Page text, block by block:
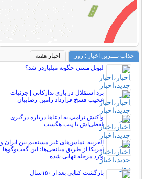
جذاب تـــرین اخبار : روز
اخبار هفته
لیونل مسی چگونه میلیاردر شد؟
برد استقلال در بازی تدارکاتی | جزئیات
عجیب فسخ قرارداد رامین رضاییان
واکنش ترامپ به ادعاها درباره درگیری
لفظی‌اش با پیت هگست
العربیه: تماس‌های غیر مستقیم بین ایران و
آمریکا از طریق میانجی‌ها؛ این گفت‌و‌گو‌ها
وارد مرحله نهایی شده
بازگشت کتابی بعد از ۱۵۰سال